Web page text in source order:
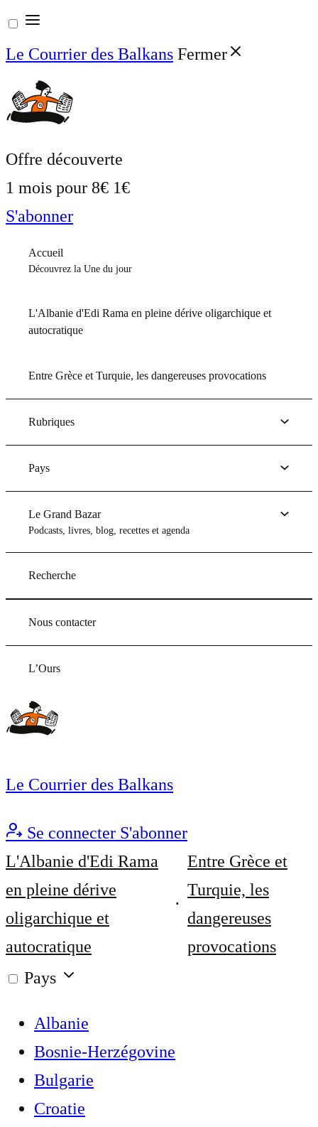
Aller
au
contenu
Le Courrier des Balkans Fermer
Offre découverte
1 mois pour 8€ 1€
S'abonner
Accueil
Découvrez la Une du jour
L'Albanie d'Edi Rama en pleine dérive oligarchique et
autocratique
Entre Grèce et Turquie, les dangereuses provocations
Rubriques
Pays
Le Grand Bazar
Podcasts, livres, blog, recettes et agenda
Recherche
Nous contacter
L’Ours
Le Courrier des Balkans
Se connecter S'abonner
L'Albanie d'Edi Rama
en pleine dérive
oligarchique et
autocratique
Entre Grèce et
Turquie, les
dangereuses
provocations
Pays
Albanie
Bosnie-Herzégovine
Bulgarie
Croatie